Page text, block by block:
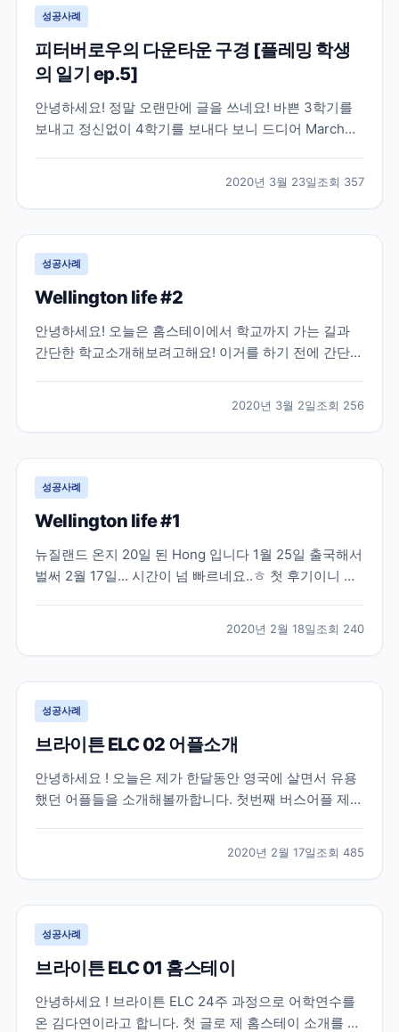
성공사례
피터버로우의 다운타운 구경 [플레밍 학생
의 일기 ep.5]
안녕하세요! 정말 오랜만에 글을 쓰네요! 바쁜 3학기를
보내고 정신없이 4학기를 보내다 보니 드디어 March
스 터미널, 즉 모든 버스들의 종착점이 있어요! 피터벌로
우를 돌아 다니고 싶으시면 다운타운 버스...
2020년 3월 23일조회 357
성공사례
Wellington life #2
안녕하세요! 오늘은 홈스테이에서 학교까지 가는 길과
간단한 학교소개해보려고해요! 이거를 하기 전에 간단한
람들도 너무너무 친절하고 가족적인 분위기라서 너무 만
족하고 있어요 몇몇 집에 얘기를 들어보면 밥을 따로 먹
는...
2020년 3월 2일조회 256
성공사례
Wellington life #1
뉴질랜드 온지 20일 된 Hong 입니다 1월 25일 출국해서
벌써 2월 17일... 시간이 넘 빠르네요..ㅎ 첫 후기이니 출
를 경유해서 가야해요! 인천국제공항에서 에어뉴질랜드
타고 오클랜드 갔다가 웰링턴 으로 가는...
2020년 2월 18일조회 240
성공사례
브라이튼 ELC 02 어플소개
안녕하세요 ! 오늘은 제가 한달동안 영국에 살면서 유용
했던 어플들을 소개해볼까합니다. 첫번째 버스어플 제외
buses 먼저 브라이튼과 호브지역 버스어플입니다. 구글
맵을 사용해도 되지만 버스시간 정보는 이 어...
2020년 2월 17일조회 485
성공사례
브라이튼 ELC 01 홈스테이
안녕하세요 ! 브라이튼 ELC 24주 과정으로 어학연수를
온 김다연이라고 합니다. 첫 글로 제 홈스테이 소개를 해